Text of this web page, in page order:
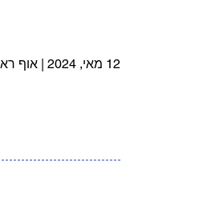
12 מאי, 2024 | אוף ראמפ